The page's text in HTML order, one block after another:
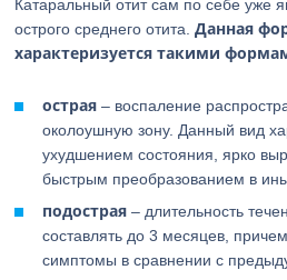
Катаральный отит сам по себе уже
острого среднего отита.Данная
характеризуется такими
острая – воспаление
околоушную зону. Данный вид
ухудшением состояния, ярко
быстрым преобразованием в
подострая – длительность
составлять до 3 месяцев,
симптомы в сравнении с